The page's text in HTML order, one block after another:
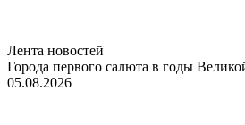
Лента новостей
Города первого салюта в годы
05.08.2026